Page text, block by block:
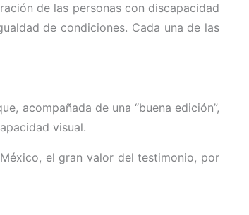
de las personas con discapacidad
de condiciones. Cada una de las
acompañada de una “buena edición”,
visual.
el gran valor del testimonio, por